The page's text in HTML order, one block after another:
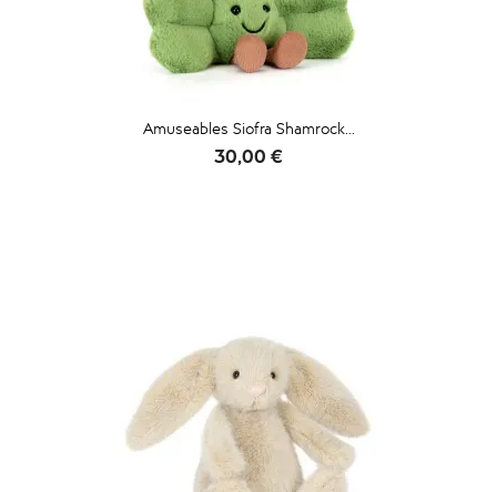
Amuseables Siofra Shamrock...
Prix
30,00 €